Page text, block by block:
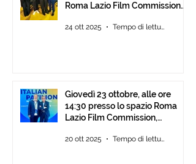
Roma Lazio Film Commission
24 ott 2025 Tempo di lettura: 2 min
Giovedì 23 ottobre, alle ore
14:30 presso lo spazio Roma
Lazio Film Commission,
Musica Roma, consegna degli
20 ott 2025 Tempo di lettura: 2 min